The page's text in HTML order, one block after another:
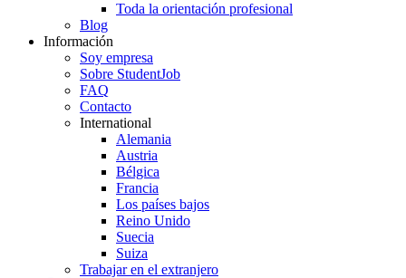
Toda la orientación profesional
Blog
Información
Soy empresa
Sobre StudentJob
FAQ
Contacto
International
Alemania
Austria
Bélgica
Francia
Los países bajos
Reino Unido
Suecia
Suiza
Trabajar en el extranjero